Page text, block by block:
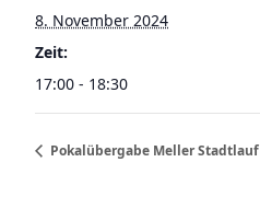
8. November 2024
Zeit:
17:00 - 18:30
Pokalübergabe Meller Stadtlauf